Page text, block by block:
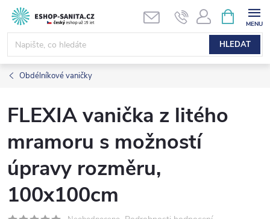
Přejít
obsah
HLEDAT
NÁKUPNÍ
KOŠÍK
Obdélníkové vaničky
FLEXIA vanička z litého
mramoru s možností
úpravy rozměru,
100x100cm